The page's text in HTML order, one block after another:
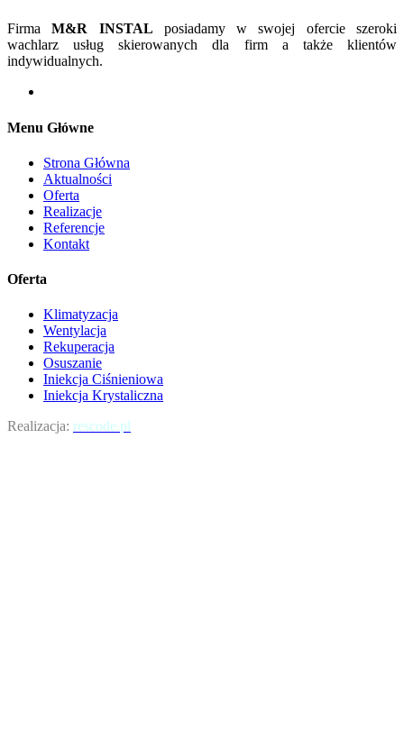
FirmaM&R INSTAL posiadamy w swojej ofercie szeroki
wachlarz usług skierowanych dla firm a także klientów
indywidualnych.
Menu Główne
Strona Główna
Aktualności
Oferta
Realizacje
Referencje
Kontakt
Oferta
Klimatyzacja
Wentylacja
Rekuperacja
Osuszanie
Iniekcja Ciśnieniowa
Iniekcja Krystaliczna
Realizacja: rescode.pl